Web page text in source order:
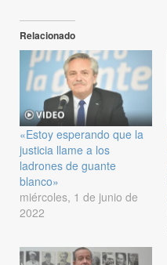
Relacionado
«Estoy esperando que la
justicia llame a los
ladrones de guante
blanco»
miércoles, 1 de junio de
2022